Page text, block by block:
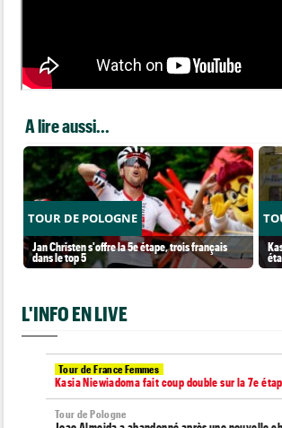
A lire aussi...
TOUR DE POLOGNE
Jan Christen s'offre la 5e étape, trois français
dans le top 5
L'INFO EN LIVE
Tour de France Femmes
Kasia Niewiadoma fait coup double sur la 7e
Tour de Pologne